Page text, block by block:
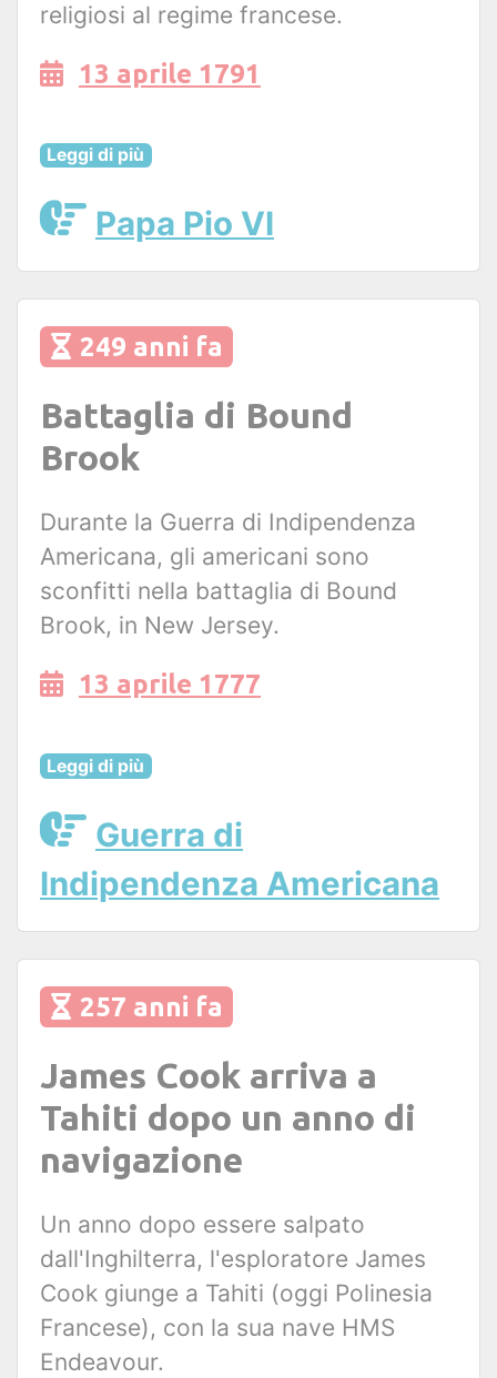
religiosi al regime francese.
13 aprile 1791
Leggi di più
Papa Pio VI
249 anni fa
Battaglia di Bound
Brook
Durante la Guerra di Indipendenza
Americana, gli americani sono
sconfitti nella battaglia di Bound
Brook, in New Jersey.
13 aprile 1777
Leggi di più
Guerra di
Indipendenza Americana
257 anni fa
James Cook arriva a
Tahiti dopo un anno di
navigazione
Un anno dopo essere salpato
dall'Inghilterra, l'esploratore James
Cook giunge a Tahiti (oggi Polinesia
Francese), con la sua nave HMS
Endeavour.